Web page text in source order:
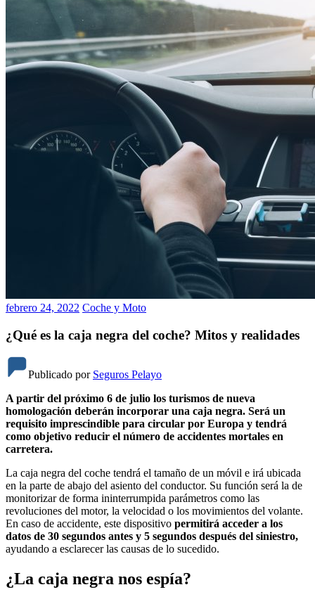
febrero 24, 2022 Coche y Moto
¿Qué es la caja negra del coche? Mitos y realidades
Publicado por Seguros Pelayo
A partir del próximo 6 de julio los turismos de nueva
homologación deberán incorporar una caja negra. Será un
requisito imprescindible para circular por Europa y tendrá
como objetivo reducir el número de accidentes mortales en
carretera.
La caja negra del coche tendrá el tamaño de un móvil e irá ubicada
en la parte de abajo del asiento del conductor. Su función será la de
monitorizar de forma ininterrumpida parámetros como las
revoluciones del motor, la velocidad o los movimientos del volante.
En caso de accidente, este dispositivo permitirá acceder a los
datos de 30 segundos antes y 5 segundos después del siniestro,
ayudando a esclarecer las causas de lo sucedido.
¿La caja negra nos espía?